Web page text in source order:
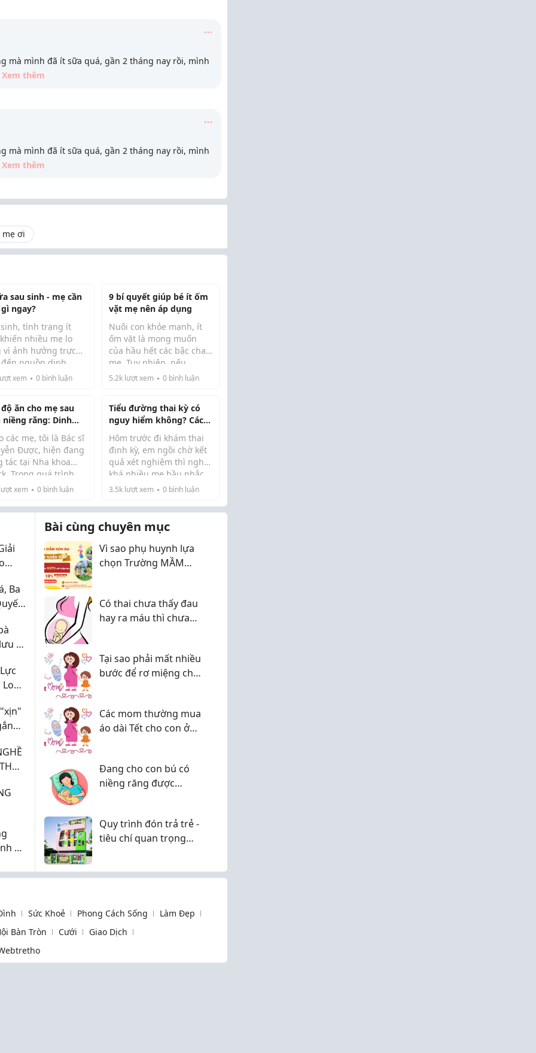
mà mình đã ít sữa quá, gần 2 tháng nay rồi, mình
Xem thêm
mà mình đã ít sữa quá, gần 2 tháng nay rồi, mình
Xem thêm
mẹ ơi
sau sinh - mẹ cần
ngay?
sinh, tình trạng ít
nhiều mẹ lo
vì ảnh hưởng trực
nguồn dinh
của bé. Tuy nhiên,
có thể cải thiện
sữa và gọi sữa về
xem 0 bình luận
9 bí quyết giúp bé ít ốm
vặt mẹ nên áp dụng
Nuôi con khỏe mạnh, ít
ốm vặt là mong muốn
của hầu hết các bậc cha
mẹ. Tuy nhiên, nếu
không chăm sóc đúng
vặt, ảnh hưởng đến sự
phát triển. Chỉ cần thay
đổ...
5.2klượt xem 0bình luận
độ ăn cho mẹ sau
niềng răng: Dinh
chuẩn y khoa
mẹ khỏe, nhiều sữa
các mẹ, tôi là Bác sĩ
Được, hiện đang
tác tại Nha khoa
Trong quá trình
trị, tôi gặp rất nhiều
đảm bảo nguồn
chất lượng cho con,
lượt xem 0 bình luận
Tiểu đường thai kỳ có
nguy hiểm không? Các
mẹ đã từng gặp chia sẻ
giúp em với
Hôm trước đi khám thai
định kỳ, em ngồi chờ kết
quả xét nghiệm thì nghe
khá nhiều mẹ bầu nhắc
đến tiểu đường thai kỳ.
nghĩ chỉ những người bị
tiểu đường từ trước mới
cần lo lắ...
3.5klượt xem 0bình luận
Ba
ý
Lo
có
Bài cùng chuyên mục
Vì sao phụ huynh lựa
chọn Trường MẦM
Có thai chưa thấy đau
hay ra máu thì chưa
Tại sao phải mất nhiều
bước để rơ miệng cho
Các mom thường mua
áo dài Tết cho con ở
Đang cho con bú có
niềng răng được
Quy trình đón trả trẻ -
tiêu chí quan trọng
Sức Khoẻ Phong Cách Sống
Làm Đẹp
Bàn Tròn Cưới
Giao Dịch